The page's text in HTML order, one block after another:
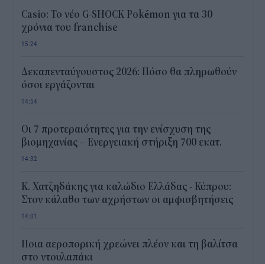
Casio: Το νέο G-SHOCK Pokémon για τα 30
χρόνια του franchise
15:24
Δεκαπενταύγουστος 2026: Πόσο θα πληρωθούν
όσοι εργάζονται
14:54
Οι 7 προτεραιότητες για την ενίσχυση της
βιομηχανίας – Ενεργειακή στήριξη 700 εκατ.
14:32
Κ. Χατζηδάκης για καλώδιο Ελλάδας - Κύπρου:
Στον κάλαθο των αχρήστων οι αμφισβητήσεις
14:01
Ποια αεροπορική χρεώνει πλέον και τη βαλίτσα
στο ντουλαπάκι